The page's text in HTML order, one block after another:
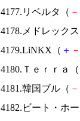
4177.リベルタ（ －
4178.メドレック
4179.LiNKX（ ＋ －
4180.Ｔｅｒｒａ（
4181.韓国ブル（ －
4182.ビート・ホ